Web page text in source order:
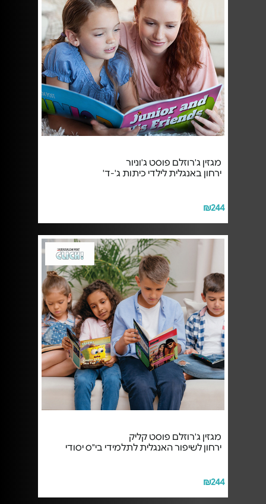
מגזין ג'רוזלם פוסט ג'וניור
ירחון באנגלית לילדי כיתות ג'-ד'
₪244
מגזין ג'רוזלם פוסט קליק
ירחון לשיפור האנגלית לתלמידי בי"ס יסודי
₪244